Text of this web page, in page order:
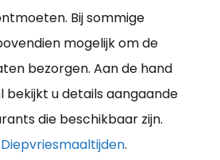
Bij sommige
mogelijk om de
bezorgen. Aan de hand
bekijkt u details aangaande
die beschikbaar zijn.
Diepvriesmaaltijden.